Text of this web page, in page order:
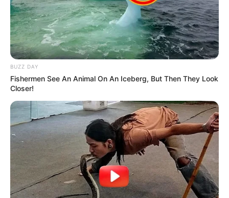
BUZZ DAY
Fishermen See An Animal On An Iceberg, But Then They Look
Closer!